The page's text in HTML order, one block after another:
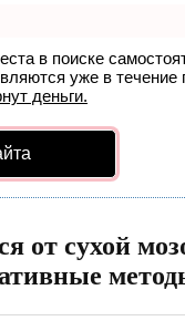
в поиске
уже в
деньги.
от сухой